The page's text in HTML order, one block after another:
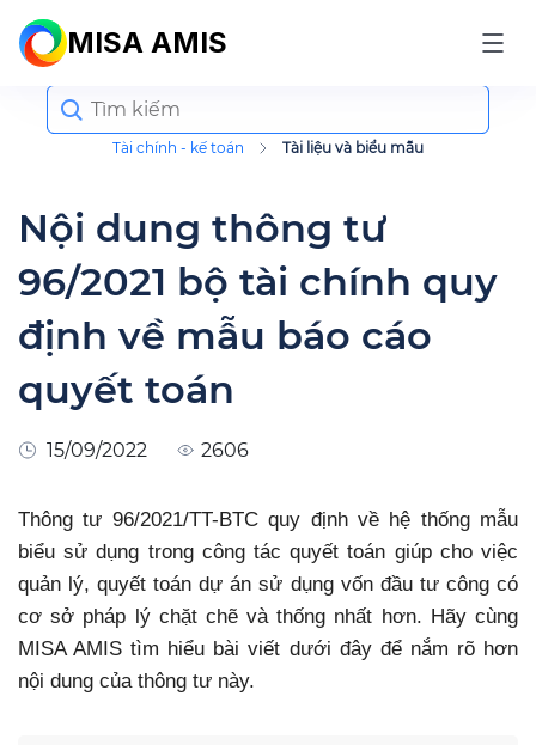
MISA AMIS
Tài chính - kế toán Tài liệu và biểu mẫu
Search
for:
Nội dung thông tư
96/2021 bộ tài chính quy
định về mẫu báo cáo
quyết toán
15/09/2022 2606
Thông tư 96/2021/TT-BTC quy định về hệ thống mẫu
biểu sử dụng trong công tác quyết toán giúp cho việc
quản lý, quyết toán dự án sử dụng vốn đầu tư công có
cơ sở pháp lý chặt chẽ và thống nhất hơn. Hãy cùng
MISA AMIS tìm hiểu bài viết dưới đây để nắm rõ hơn
nội dung của thông tư này.